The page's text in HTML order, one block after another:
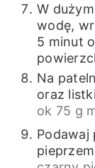
W
wodę,
5 minut
Na
oraz
ok 75 g
Podawaj